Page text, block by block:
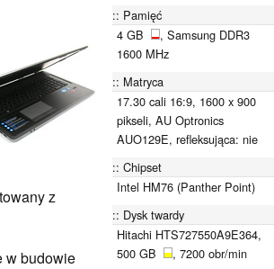
z
w budowie
Pamięć
4 GB
, Samsung DDR3
1600 MHz
Matryca
17.30 cali 16:9, 1600 x 900
pikseli, AU Optronics
AUO129E, refleksująca: nie
Chipset
Intel HM76 (Panther Point)
Dysk twardy
Hitachi HTS727550A9E364,
500 GB
, 7200 obr/min